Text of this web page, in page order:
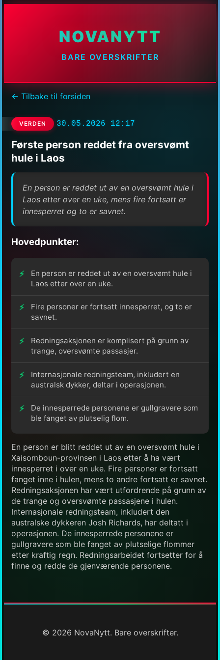
NOVANYTT
BARE OVERSKRIFTER
← Tilbake til forsiden
VERDEN 30.05.2026 12:17
Første person reddet fra oversvømt
hule i Laos
En person er reddet ut av en oversvømt hule i
Laos etter over en uke, mens fire fortsatt er
innesperret og to er savnet.
Hovedpunkter:
En person er reddet ut av en oversvømt hule i
Laos etter over en uke.
Fire personer er fortsatt innesperret, og to er
savnet.
Redningsaksjonen er komplisert på grunn av
trange, oversvømte passasjer.
Internasjonale redningsteam, inkludert en
australsk dykker, deltar i operasjonen.
De innesperrede personene er gullgravere som
ble fanget av plutselig flom.
En person er blitt reddet ut av en oversvømt hule i
Xaisomboun-provinsen i Laos etter å ha vært
innesperret i over en uke. Fire personer er fortsatt
fanget inne i hulen, mens to andre fortsatt er savnet.
Redningsaksjonen har vært utfordrende på grunn av
de trange og oversvømte passasjene i hulen.
Internasjonale redningsteam, inkludert den
australske dykkeren Josh Richards, har deltatt i
operasjonen. De innesperrede personene er
gullgravere som ble fanget av plutselige flommer
etter kraftig regn. Redningsarbeidet fortsetter for å
finne og redde de gjenværende personene.
© 2026 NovaNytt. Bare overskrifter.